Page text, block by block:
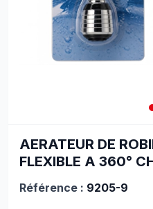
AERATEUR DE
FLEXIBLE A 360°
Référence : 9205-9